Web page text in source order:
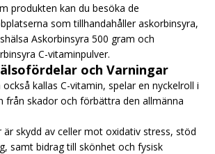
produkten kan du besöka de
som tillhandahåller askorbinsyra,
Askorbinsyra 500 gram och
C-vitaminpulver.
och Varningar
kallas C-vitamin, spelar en nyckelroll i
från skador och förbättra den allmänna
är skydd av celler mot oxidativ stress, stöd
samt bidrag till skönhet och fysisk